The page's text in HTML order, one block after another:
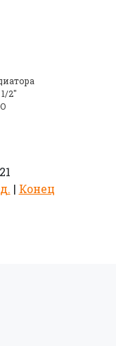
2"
| Конец